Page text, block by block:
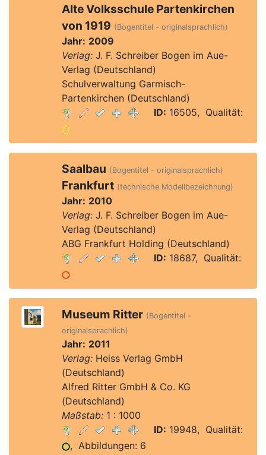
Alte Volksschule Partenkirchen
von 1919 (Bogentitel - originalsprachlich)
Jahr: 2009
Verlag:J. F. Schreiber Bogen im Aue-
Verlag (Deutschland)
Schulverwaltung Garmisch-
Partenkirchen (Deutschland)
ID: 16505, Qualität:
Saalbau (Bogentitel - originalsprachlich)
Frankfurt (technische Modellbezeichnung)
Jahr: 2010
Verlag:J. F. Schreiber Bogen im Aue-
Verlag (Deutschland)
ABG Frankfurt Holding (Deutschland)
ID: 18687, Qualität:
Museum Ritter (Bogentitel -
originalsprachlich)
Jahr: 2011
Verlag:Heiss Verlag GmbH
(Deutschland)
Alfred Ritter GmbH & Co. KG
(Deutschland)
Maßstab:1 : 1000
ID: 19948, Qualität:
, Abbildungen: 6